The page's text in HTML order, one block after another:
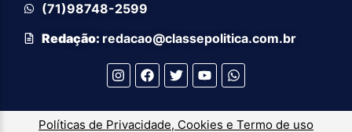
(71)98748-2599
Redação: redacao@classepolitica.com.br
Políticas de Privacidade, Cookies e Termo de uso